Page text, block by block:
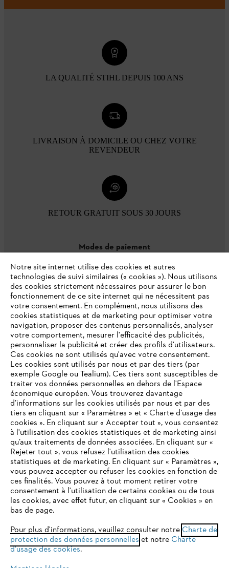
LA QUALITÉ STIHL DEPUIS 100 ANS
LIVRAISON À DOMICILE OU CHEZ VOTRE
REVENDEUR
RETOUR GRATUIT SOUS 30 JOURS
Modes de paiement
L'Entreprise
Questions / Réponses
Service
Conditions Générales de Vente
Politique de protection des données
Mentions légales Cookies
VOTRE NAVIGATEUR INTERNET
N'EST PLUS PRIS EN CHARGE
Vous utilisez un navigateur Internet que nous ne prenons plus
en charge, et certaines fonctionnalités de notre site ne
peuvent fonctionner correctement. Pour une utilisation
optimale de notre site, nous vous recommandons de passer à
l'un des navigateurs suivants :
Notre site internet utilise des cookies et autres
technologies de suivi similaires (« cookies »). Nous utilisons
des cookies strictement nécessaires pour assurer le bon
fonctionnement de ce site internet qui ne nécessitent pas
votre consentement. En complément, nous utilisons des
cookies statistiques et de marketing pour optimiser votre
navigation, proposer des contenus personnalisés, analyser
votre comportement, mesurer l'efficacité des publicités,
personnaliser la publicité et créer des profils d'utilisateurs.
Ces cookies ne sont utilisés qu'avec votre consentement.
Les cookies sont utilisés par nous et par des tiers (par
exemple Google ou Tealium). Ces tiers sont susceptibles de
traiter vos données personnelles en dehors de l'Espace
économique européen. Vous trouverez davantage
d’informations sur les cookies utilisés par nous et par des
tiers en cliquant sur « Paramètres » et « Charte d’usage des
cookies ». En cliquant sur « Accepter tout », vous consentez
à l'utilisation des cookies statistiques et de marketing ainsi
qu’aux traitements de données associées. En cliquant sur «
Rejeter tout », vous refusez l'utilisation des cookies
statistiques et de marketing. En cliquant sur « Paramètres »,
vous pouvez accepter ou refuser les cookies en fonction de
ces finalités. Vous pouvez à tout moment retirer votre
consentement à l'utilisation de certains cookies ou de tous
les cookies, avec effet futur, en cliquant sur « Cookies » en
bas de page.
Pour plus d'informations, veuillez consulter notre Charte de
protection des données personnelles et notre Charte
d'usage des cookies.